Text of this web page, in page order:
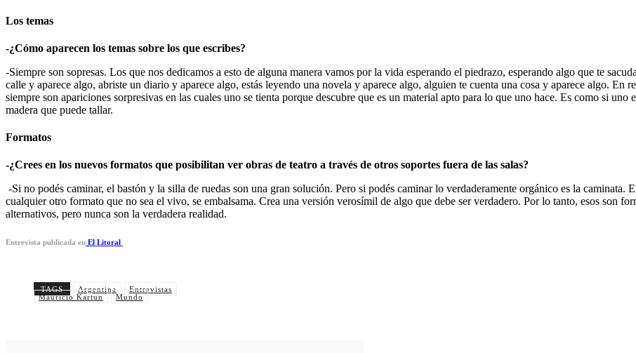
Los temas
-¿Cómo aparecen los temas sobre los que escribes?
-Siempre son sopresas. Los que nos dedicamos a esto de alguna manera vamos por la vida esperando el piedrazo, esperando algo que te
calle y aparece algo, abriste un diario y aparece algo, estás leyendo una novela y aparece algo, alguien te cuenta una cosa y aparece algo. En
siempre son apariciones sorpresivas en las cuales uno se tienta porque descubre que es un material apto para lo que uno hace. Es como si uno
madera que puede tallar.
Formatos
-¿Crees en los nuevos formatos que posibilitan ver obras de teatro a través de otros soportes fuera de las salas?
-Si no podés caminar, el bastón y la silla de ruedas son una gran solución. Pero si podés caminar lo verdaderamente orgánico es la caminata.
cualquier otro formato que no sea el vivo, se embalsama. Crea una versión verosímil de algo que debe ser verdadero. Por lo tanto, esos son
alternativos, pero nunca son la verdadera realidad.
Entrevista publicada en El Litoral
TAGS Argentina
Entrevistas
Mauricio Kartun
Mundo